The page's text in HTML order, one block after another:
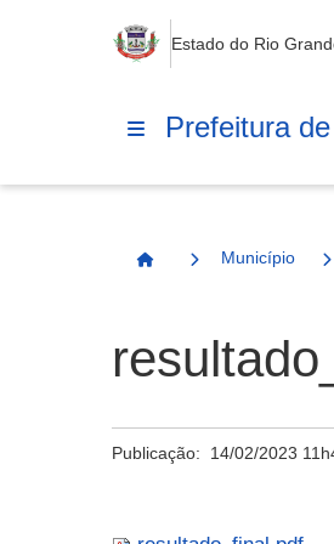
Estado do Rio
Prefeitura
Página Inicial
Município
Publicação: 14/02/2023